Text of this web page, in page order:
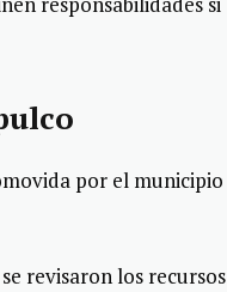
por el municipio
revisaron los recursos